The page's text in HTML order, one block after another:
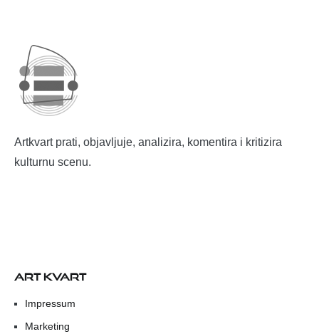
Artkvart prati, objavljuje, analizira, komentira i kritizira
kulturnu scenu.
ART KVART
Impressum
Marketing